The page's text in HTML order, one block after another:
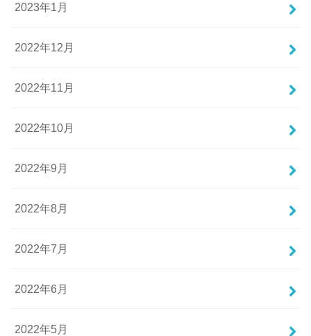
2023年1月
2022年12月
2022年11月
2022年10月
2022年9月
2022年8月
2022年7月
2022年6月
2022年5月